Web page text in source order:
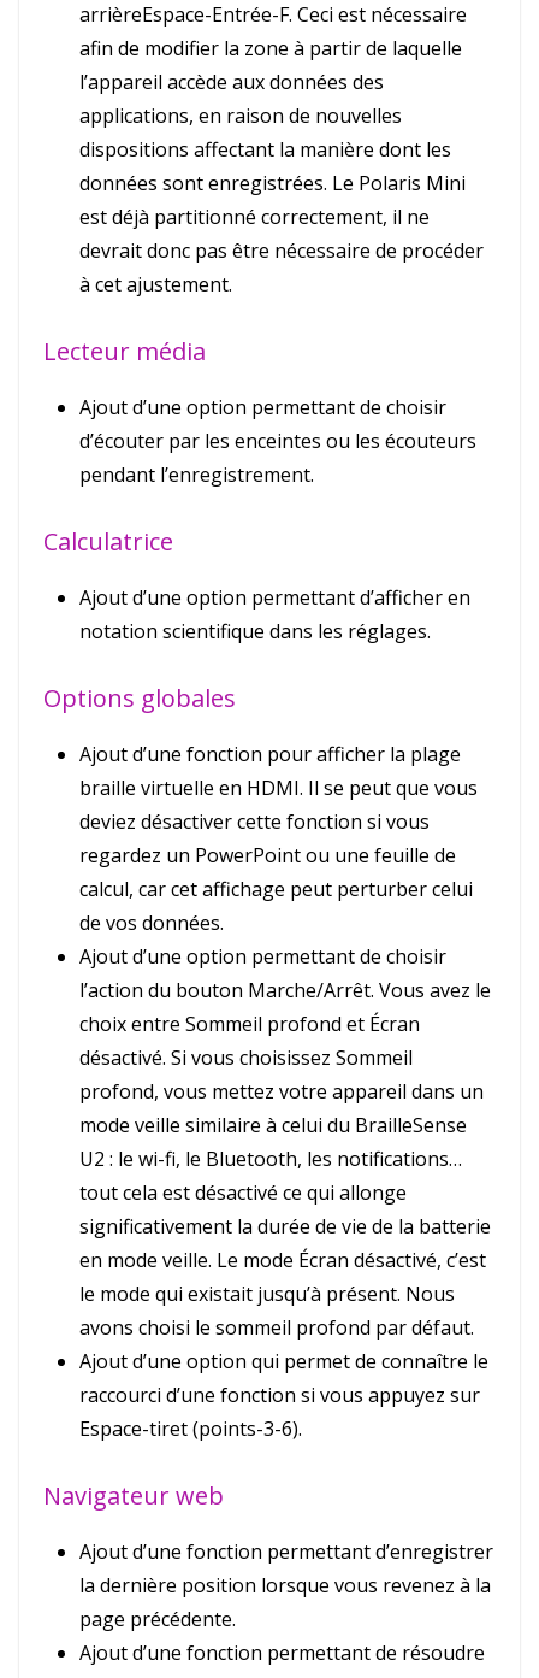
arrièreEspace-Entrée-F. Ceci est nécessaire
afin de modifier la zone à partir de laquelle
l’appareil accède aux données des
applications, en raison de nouvelles
dispositions affectant la manière dont les
données sont enregistrées. Le Polaris Mini
est déjà partitionné correctement, il ne
devrait donc pas être nécessaire de procéder
à cet ajustement.
Lecteur média
Ajout d’une option permettant de choisir
d’écouter par les enceintes ou les écouteurs
pendant l’enregistrement.
Calculatrice
Ajout d’une option permettant d’afficher en
notation scientifique dans les réglages.
Options globales
Ajout d’une fonction pour afficher la plage
braille virtuelle en HDMI. Il se peut que vous
deviez désactiver cette fonction si vous
regardez un PowerPoint ou une feuille de
calcul, car cet affichage peut perturber celui
de vos données.
Ajout d’une option permettant de choisir
l’action du bouton Marche/Arrêt. Vous avez le
choix entre Sommeil profond et Écran
désactivé. Si vous choisissez Sommeil
profond, vous mettez votre appareil dans un
mode veille similaire à celui du BrailleSense
U2 : le wi-fi, le Bluetooth, les notifications…
tout cela est désactivé ce qui allonge
significativement la durée de vie de la batterie
en mode veille. Le mode Écran désactivé, c’est
le mode qui existait jusqu’à présent. Nous
avons choisi le sommeil profond par défaut.
Ajout d’une option qui permet de connaître le
raccourci d’une fonction si vous appuyez sur
Espace-tiret (points-3-6).
Navigateur web
Ajout d’une fonction permettant d’enregistrer
la dernière position lorsque vous revenez à la
page précédente.
Ajout d’une fonction permettant de résoudre